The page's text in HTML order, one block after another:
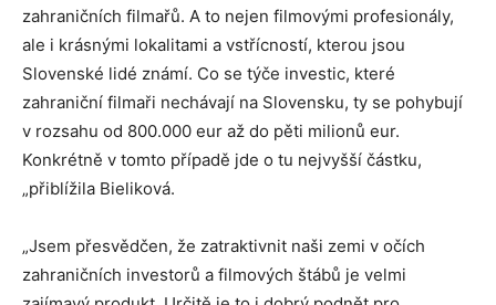
zahraničních filmařů. A to nejen filmovými profesionály,
ale i krásnými lokalitami a vstřícností, kterou jsou
Slovenské lidé známí. Co se týče investic, které
zahraniční filmaři nechávají na Slovensku, ty se pohybují
v rozsahu od 800.000 eur až do pěti milionů eur.
Konkrétně v tomto případě jde o tu nejvyšší částku,
„přiblížila Bieliková.
„Jsem přesvědčen, že zatraktivnit naši zemi v očích
zahraničních investorů a filmových štábů je velmi